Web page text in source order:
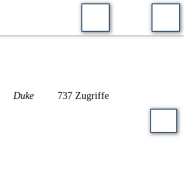
Duke 737 Zugriffe